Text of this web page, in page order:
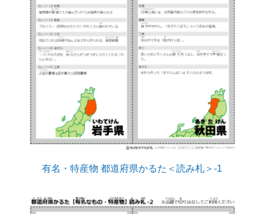
有名・特産物 都道府県かるた＜読み札＞-1